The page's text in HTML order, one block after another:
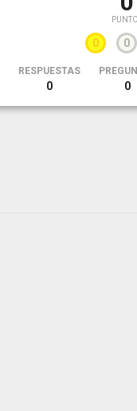
0 0
RESPUESTAS
0 0